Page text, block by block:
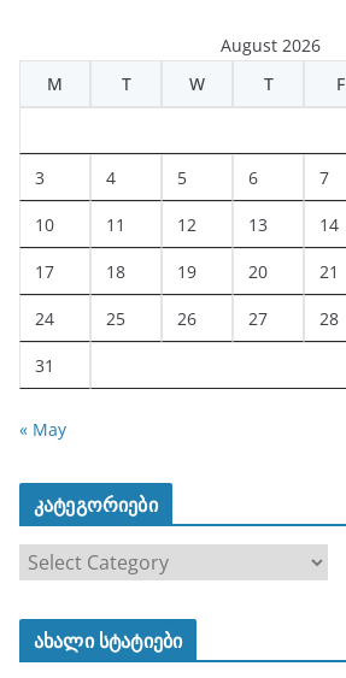
August 2026
M
T W T F
3 4 5 6 7
10 11 12 13 14
17 18 19 20 21
24 25 26 27 28
31
« May
კატეგორიები
ტ
ახალი სტატიები